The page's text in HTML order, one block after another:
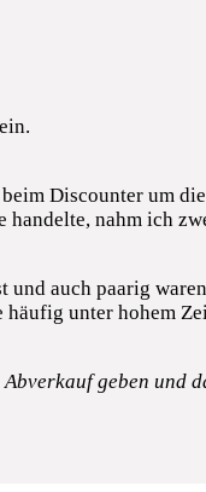
Discounter um
nahm ich
auch paarig
unter hohem
geben und